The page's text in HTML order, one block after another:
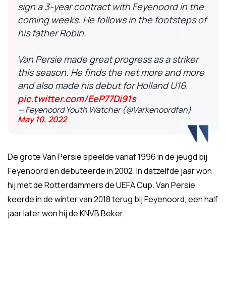
sign a 3-year contract with Feyenoord in the
coming weeks. He follows in the footsteps of
his father Robin.
Van Persie made great progress as a striker
this season. He finds the net more and more
and also made his debut for Holland U16.
pic.twitter.com/EeP77Di91s
— Feyenoord Youth Watcher (@Varkenoordfan)
May 10, 2022
De grote Van Persie speelde vanaf 1996 in de jeugd bij
Feyenoord en debuteerde in 2002. In datzelfde jaar won
hij met de Rotterdammers de UEFA Cup. Van Persie
keerde in de winter van 2018 terug bij Feyenoord, een half
jaar later won hij de KNVB Beker.